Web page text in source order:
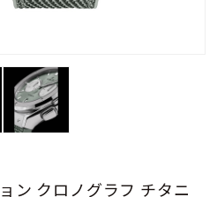
ン クロノグラフ チタニ